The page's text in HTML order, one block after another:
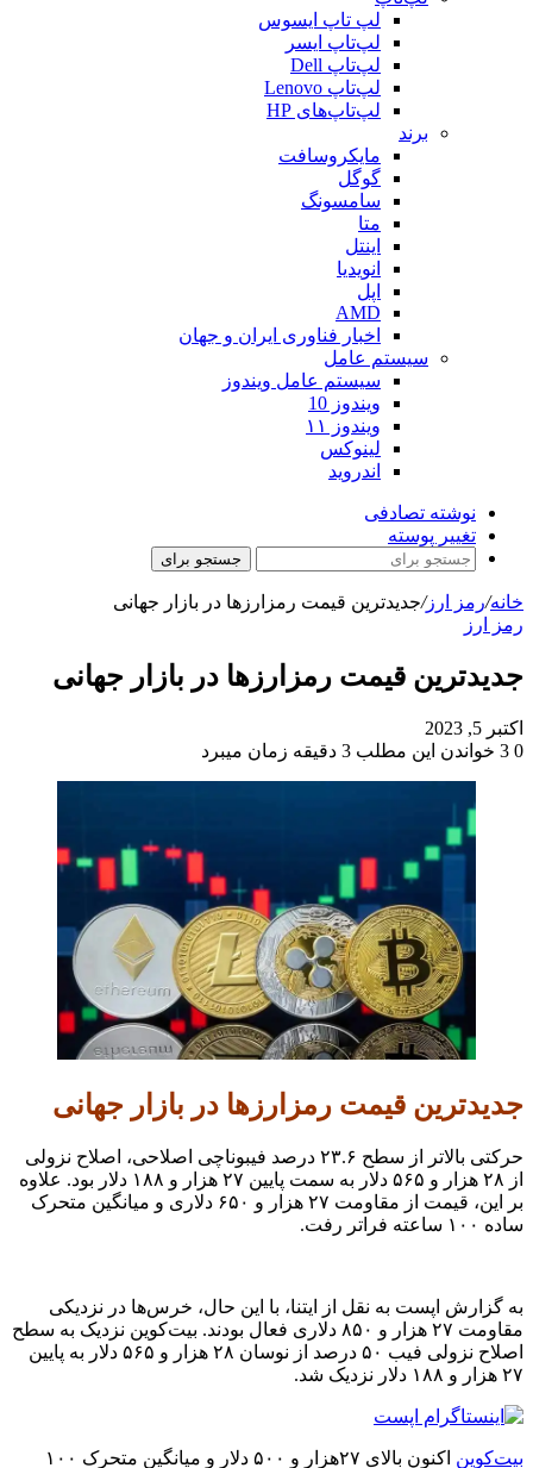
لپ تاپ ایسوس
لپ‌تاپ ایسر
لپ‌تاپ Dell
لپ‌تاپ Lenovo
لپ‌تاپ‌های HP
برند
مایکروسافت
گوگل
سامسونگ
متا
اینتل
انویدیا
اپل
AMD
اخبار فناوری ایران و جهان
سیستم عامل
سیستم عامل ویندوز
ویندوز 10
ویندوز ۱۱
لینوکس
اندروید
نوشته تصادفی
تغییر پوسته
جستجو برای
خانه/رمز ارز/جدیدترین قیمت رمزارزها در بازار جهانی
رمز ارز
جدیدترین قیمت رمزارزها در بازار جهانی
اکتبر 5, 2023
0
خواندن این مطلب 3 دقیقه زمان میبرد
جدیدترین قیمت رمزارزها در بازار جهانی
حرکتی بالاتر از سطح ۲۳.۶ درصد فیبوناچی اصلاحی، اصلاح نزولی
از ۲۸ هزار و ۵۶۵ دلار به سمت پایین ۲۷ هزار و ۱۸۸ دلار بود. علاوه
بر این، قیمت از مقاومت ۲۷ هزار و ۶۵۰ دلاری و میانگین متحرک
ساده ۱۰۰ ساعته فراتر رفت.
به گزارش اپست به نقل از ایتنا، با این حال، خرس‌ها در نزدیکی
مقاومت ۲۷ هزار و ۸۵۰ دلاری فعال بودند. بیت‌کوین نزدیک به سطح
اصلاح نزولی فیب ۵۰ درصد از نوسان ۲۸ هزار و ۵۶۵ دلار به پایین
۲۷ هزار و ۱۸۸ دلار نزدیک شد.
بیت‌کوین اکنون بالای ۲۷هزار و ۵۰۰ دلار و میانگین متحرک ۱۰۰